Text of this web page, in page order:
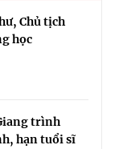
Chủ tịch
học
trình
hạn tuổi sĩ